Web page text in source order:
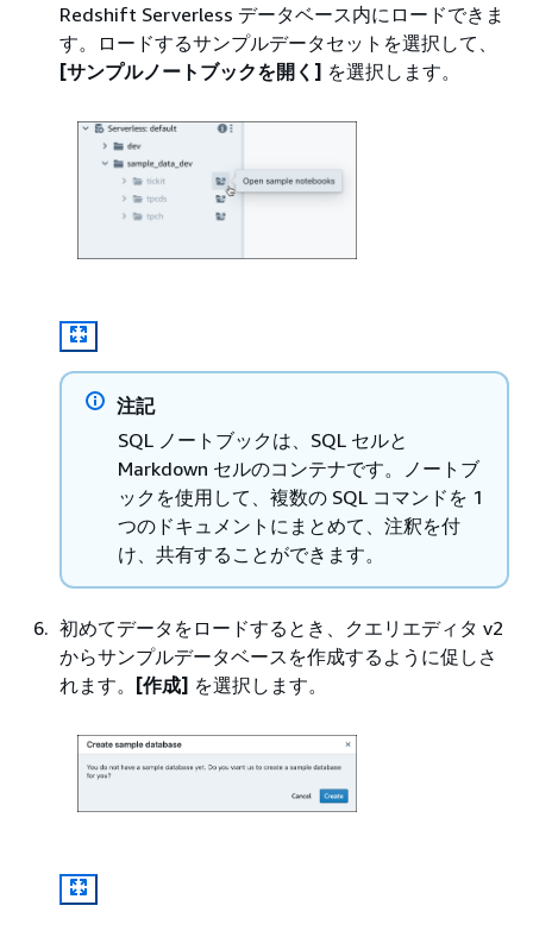
Redshift Serverless データベース内にロードできま
す。ロードするサンプルデータセットを選択して、
[サンプルノートブックを開く] を選択します。
注記
SQL ノートブックは、SQL セルと
Markdown セルのコンテナです。ノートブ
ックを使用して、複数の SQL コマンドを 1
つのドキュメントにまとめて、注釈を付
け、共有することができます。
初めてデータをロードするとき、クエリエディタ v2
からサンプルデータベースを作成するように促しさ
れます。 [作成] を選択します。